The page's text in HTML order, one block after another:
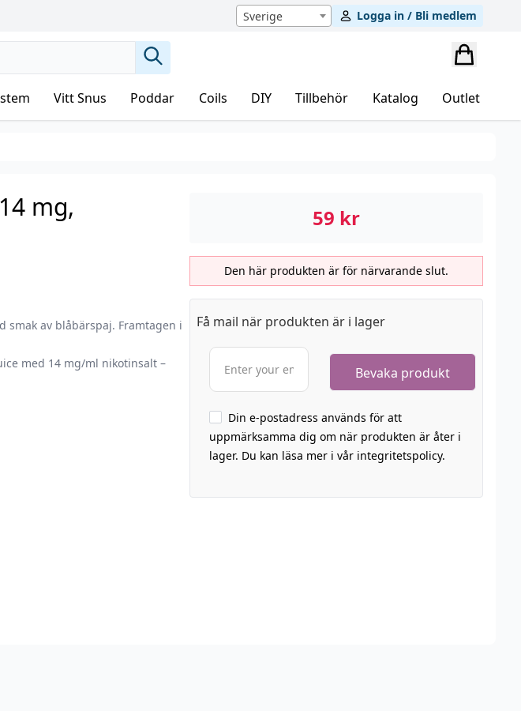
Sverige Logga in / Bli medlem
Vitt Snus Poddar Coils DIY Tillbehör Katalog Outlet
mg,
smak av blåbärspaj. Framtagen i
med 14 mg/ml nikotinsalt –
59 kr
Den här produkten är för närvarande slut.
Få mail när produkten är i lager
Din e-postadress används för att
uppmärksamma dig om när produkten är åter i
lager. Du kan läsa mer i vår integritetspolicy.